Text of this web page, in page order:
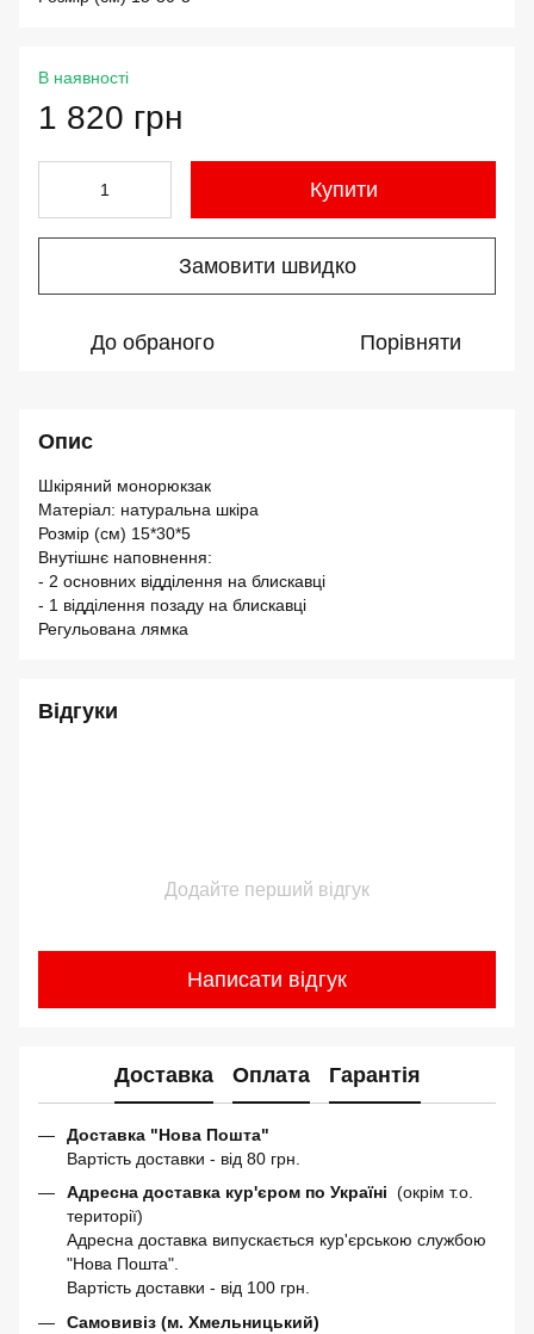
В наявності
1 820 грн
Купити
Замовити швидко
До обраного Порівняти
Опис
Шкіряний монорюкзак
Матеріал: натуральна шкіра
Розмір (см) 15*30*5
Внутішнє наповнення:
- 2 основних відділення на блискавці
- 1 відділення позаду на блискавці
Регульована лямка
Відгуки
Додайте перший відгук
Написати відгук
Доставка Оплата Гарантія
Доставка "Нова Пошта"
Вартість доставки - від 80 грн.
Адресна доставка кур'єром по Україні (окрім т.о.
території)
Адресна доставка випускається кур'єрською службою
"Нова Пошта".
Вартість доставки - від 100 грн.
Самовивіз (м. Хмельницький)